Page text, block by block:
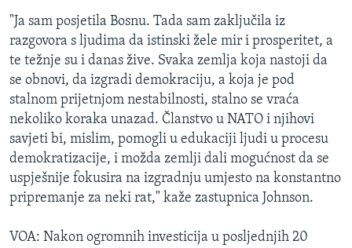
"Ja sam posjetila Bosnu. Tada sam zaključila iz
razgovora s ljudima da istinski žele mir i prosperitet, a
te težnje su i danas žive. Svaka zemlja koja nastoji da
se obnovi, da izgradi demokraciju, a koja je pod
stalnom prijetnjom nestabilnosti, stalno se vraća
nekoliko koraka unazad. Članstvo u NATO i njihovi
savjeti bi, mislim, pomogli u edukaciji ljudi u procesu
demokratizacije, i možda zemlji dali mogućnost da se
uspješnije fokusira na izgradnju umjesto na konstantno
pripremanje za neki rat," kaže zastupnica Johnson.
VOA: Nakon ogromnih investicija u posljednjih 20